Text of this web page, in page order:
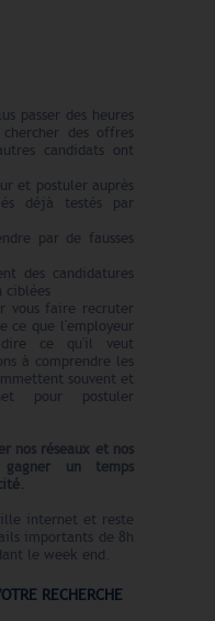
passer des heures
des offres
candidats ont
et postuler auprès
déjà testés par
par de fausses
des candidatures
ciblées
vous faire recruter
ce que l'employeur
ce qu'il veut
à comprendre les
souvent et
pour postuler
nos réseaux et nos
un temps
.
internet et reste
importants de 8h
le week end.
RECHERCHE